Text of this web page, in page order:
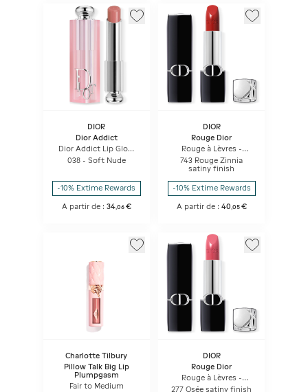
DIOR
Dior Addict
Dior Addict Lip Glow
Baume à Lèvres
Hydratant 48 H -
Ph
038 - Soft Nude
-10% Extime Rewards
A partir de : 34,06 €
DIOR
Rouge Dior
Rouge à Lèvres -
Confort Et Longue
Tenue - Soin Floral
Hydratant
743 Rouge Zinnia
satiny finish
-10% Extime Rewards
A partir de : 40,05 €
Charlotte Tilbury
Pillow Talk Big Lip
Plumpgasm
Fair to Medium
DIOR
Rouge Dior
Rouge à Lèvres -
Confort Et Longue
277 Osée satiny finish